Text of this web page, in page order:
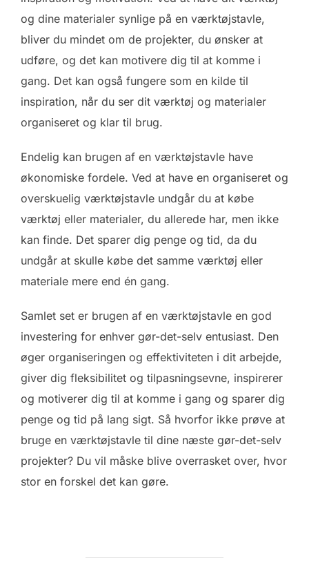
og dine materialer synlige på en værktøjstavle,
bliver du mindet om de projekter, du ønsker at
udføre, og det kan motivere dig til at komme i
gang. Det kan også fungere som en kilde til
inspiration, når du ser dit værktøj og materialer
organiseret og klar til brug.
Endelig kan brugen af en værktøjstavle have
økonomiske fordele. Ved at have en organiseret og
overskuelig værktøjstavle undgår du at købe
værktøj eller materialer, du allerede har, men ikke
kan finde. Det sparer dig penge og tid, da du
undgår at skulle købe det samme værktøj eller
materiale mere end én gang.
Samlet set er brugen af en værktøjstavle en god
investering for enhver gør-det-selv entusiast. Den
øger organiseringen og effektiviteten i dit arbejde,
giver dig fleksibilitet og tilpasningsevne, inspirerer
og motiverer dig til at komme i gang og sparer dig
penge og tid på lang sigt. Så hvorfor ikke prøve at
bruge en værktøjstavle til dine næste gør-det-selv
projekter? Du vil måske blive overrasket over, hvor
stor en forskel det kan gøre.